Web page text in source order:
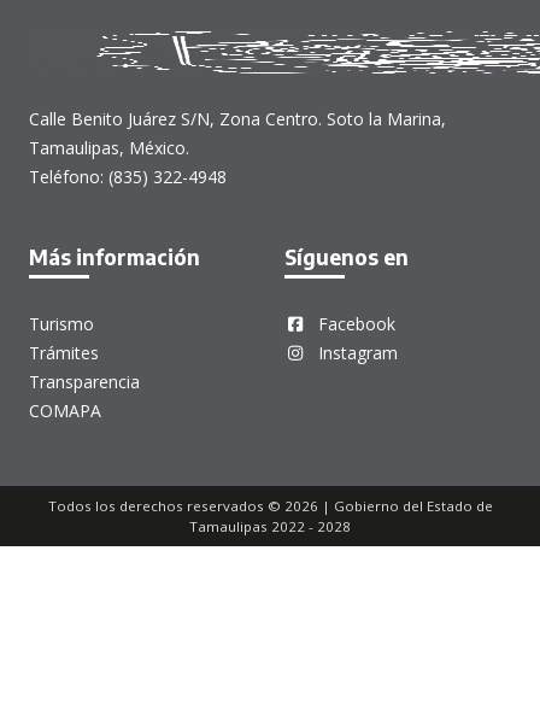
Calle Benito Juárez S/N, Zona Centro. Soto la Marina,
Tamaulipas, México.
Teléfono: (835) 322-4948
Más información
Turismo
Trámites
Transparencia
COMAPA
Síguenos en
Facebook
Instagram
Todos los derechos reservados © 2026 | Gobierno del Estado de
Tamaulipas 2022 - 2028